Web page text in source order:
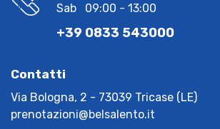
Sab 09:00 - 13:00
+39 0833 543000
Contatti
Via Bologna, 2 - 73039 Tricase (LE)
prenotazioni@belsalento.it